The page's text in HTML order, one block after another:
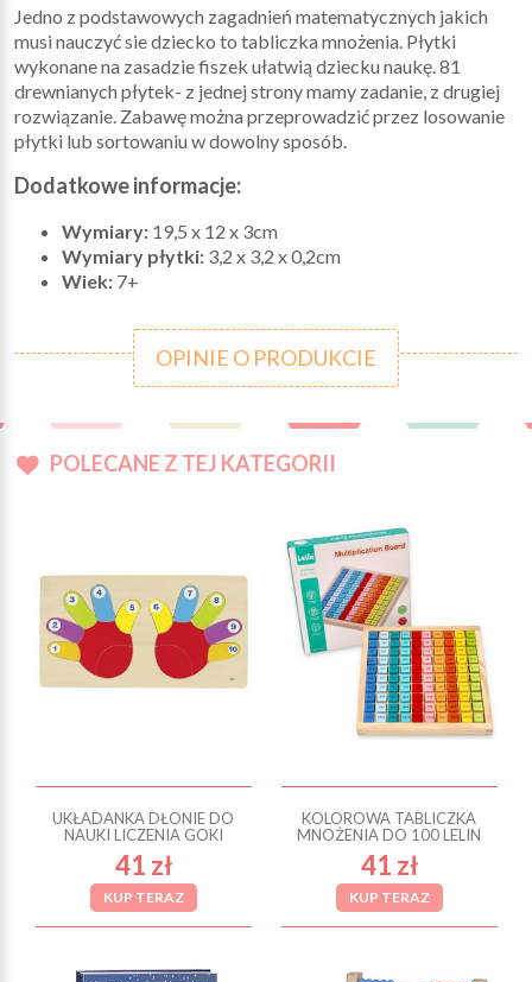
Jedno z podstawowych zagadnień matematycznych jakich
musi nauczyć sie dziecko to tabliczka mnożenia. Płytki
wykonane na zasadzie fiszek ułatwią dziecku naukę. 81
drewnianych płytek- z jednej strony mamy zadanie, z drugiej
rozwiązanie. Zabawę można przeprowadzić przez losowanie
płytki lub sortowaniu w dowolny sposób.
Dodatkowe informacje:
Wymiary: 19,5 x 12 x 3cm
Wymiary płytki: 3,2 x 3,2 x 0,2cm
Wiek: 7+
OPINIE O PRODUKCIE
POLECANE Z TEJ KATEGORII
UKŁADANKA DŁONIE DO
NAUKI LICZENIA GOKI
41 zł
KUP TERAZ
KOLOROWA TABLICZKA
MNOŻENIA DO 100 LELIN
41 zł
KUP TERAZ